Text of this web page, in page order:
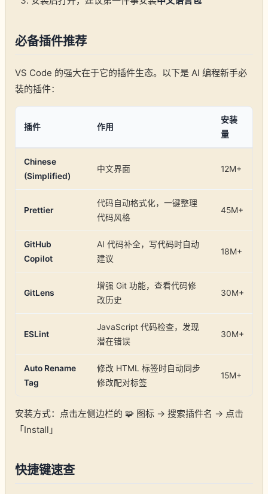
必备插件推荐
VS Code 的强大在于它的插件生态。以下是 AI 编程新手必
装的插件：
插件 作用
安装
量
Chinese
(Simplified)
中文界面 12M+
Prettier
代码自动格式化，一键整理
代码风格
45M+
GitHub
Copilot
AI 代码补全，写代码时自动
建议
18M+
GitLens
增强 Git 功能，查看代码修
改历史
30M+
ESLint
JavaScript 代码检查，发现
潜在错误
30M+
Auto Rename
Tag
修改 HTML 标签时自动同步
修改配对标签
15M+
安装方式：点击左侧边栏的 🧩 图标 → 搜索插件名 → 点击
「Install」
快捷键速查